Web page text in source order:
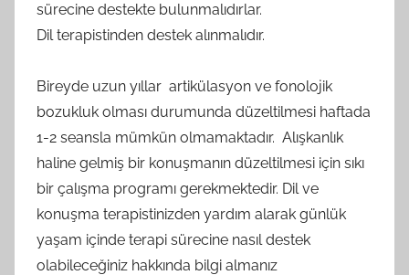
sürecine destekte bulunmalıdırlar.
Dil terapistinden destek alınmalıdır.
Bireyde uzun yıllar artikülasyon ve fonolojik
bozukluk olması durumunda düzeltilmesi haftada
1-2 seansla mümkün olmamaktadır. Alışkanlık
haline gelmiş bir konuşmanın düzeltilmesi için sıkı
bir çalışma programı gerekmektedir. Dil ve
konuşma terapistinizden yardım alarak günlük
yaşam içinde terapi sürecine nasıl destek
olabileceğiniz hakkında bilgi almanız